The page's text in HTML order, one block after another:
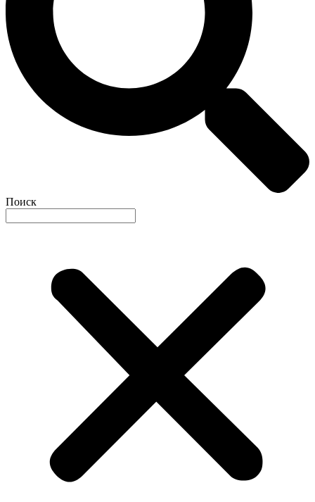
Поиск